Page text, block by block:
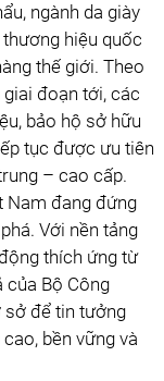
ngành da giày
hiệu quốc
thế giới. Theo
đoạn tới, các
bảo hộ sở hữu
tục được ưu tiên
– cao cấp.
Nam đang đứng
Với nền tảng
thích ứng từ
của Bộ Công
sở để tin tưởng
bền vững và